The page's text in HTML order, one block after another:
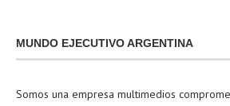
MUNDO EJECUTIVO ARGENTINA
Somos una empresa multimedios